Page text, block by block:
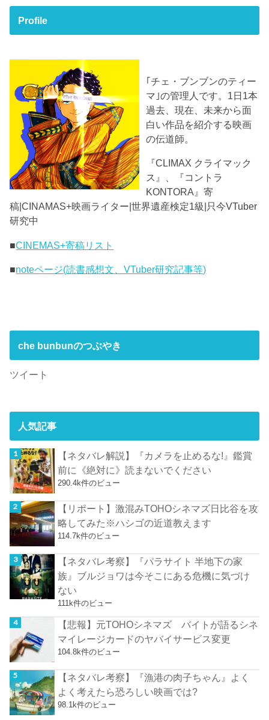
Profile
｢チェ・ブンブンのティー
マ｣の管理人です。1日1本
過去、現在、未来から面
白い作品を紹介する映画
の伝道師。
『CLIMAX クライマック
ス』、『コントラ
KONTORA』寄
稿|CINAMAS+映画ライター|世界遺産検定1級|只今VTuber
研究中
■CINEMAS+寄稿リスト
■noteページ(読書感想文、VTuber研究記事等)
che bunbunのつぶやき
ツイート
人気記事
【ネタバレ解説】『カメラを止めるな!』鑑賞
前に《絶対に》読まないでください
290.4k件のビュー
【リポート】激混みTOHOシネマズ日比谷を攻
略してみた※ハシゴの近道教えます
114.7k件のビュー
【ネタバレ考察】『パラサイト 半地下の家
族』ブルジョワは今そこにある危機に気づけ
ない
111k件のビュー
【悲報】元TOHOシネマズ バイトが語るシネ
マイレージカードのヤバイサービス変更
104.8k件のビュー
【ネタバレ考察】『漁港の肉子ちゃん』よく
よく考えたら恐ろしい映画では?
98.1k件のビュー